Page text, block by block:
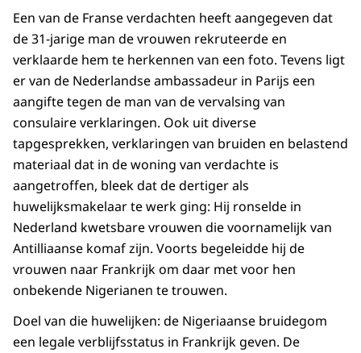
Een van de Franse verdachten heeft aangegeven dat
de 31-jarige man de vrouwen rekruteerde en
verklaarde hem te herkennen van een foto. Tevens ligt
er van de Nederlandse ambassadeur in Parijs een
aangifte tegen de man van de vervalsing van
consulaire verklaringen. Ook uit diverse
tapgesprekken, verklaringen van bruiden en belastend
materiaal dat in de woning van verdachte is
aangetroffen, bleek dat de dertiger als
huwelijksmakelaar te werk ging: Hij ronselde in
Nederland kwetsbare vrouwen die voornamelijk van
Antilliaanse komaf zijn. Voorts begeleidde hij de
vrouwen naar Frankrijk om daar met voor hen
onbekende Nigerianen te trouwen.
Doel van die huwelijken: de Nigeriaanse bruidegom
een legale verblijfsstatus in Frankrijk geven. De